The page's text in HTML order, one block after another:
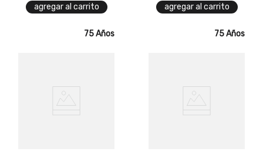
agregar al carrito agregar al carrito
75 Años 75 Años